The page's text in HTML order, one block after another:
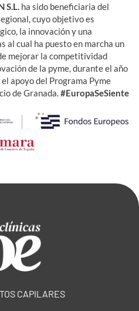
S.L. ha sido beneficiaria del
cuyo objetivo es
la innovación y una
al cual ha puesto en marcha un
mejorar la competitividad
de la pyme, durante el año
apoyo del Programa Pyme
de Granada.#EuropaSeSiente
CAPILARES